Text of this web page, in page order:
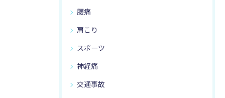
腰痛
肩こり
スポーツ
神経痛
交通事故